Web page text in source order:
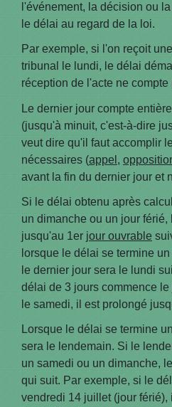
l'événement, la décision ou la
le délai au regard de la loi.
Par exemple, si l'on reçoit une
tribunal le lundi, le délai
réception de l'acte ne compte
Le dernier jour compte
(jusqu'à minuit, c'est-à-dire
veut dire qu'il faut accomplir
nécessaires (appel ,
avant la fin du dernier jour et
Si le délai obtenu après
un dimanche ou un jour
jusqu'au 1er jour ouvrable
lorsque le délai se termine
le dernier jour sera le lundi
délai de 3 jours commence
le samedi, il est prolongé
Lorsque le délai se termine un
sera le lendemain. Si le
un samedi ou un dimanche,
qui suit. Par exemple, si le
vendredi 14 juillet (jour